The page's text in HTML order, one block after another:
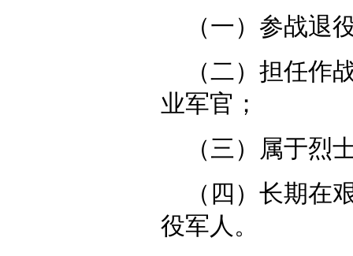
（一）参战退
（二）担任作
业军官；
（三）属于烈
（四）长期在
役军人。